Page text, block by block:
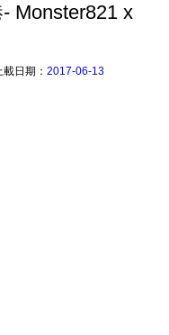
Monster821 x
載日期： 2017-06-13